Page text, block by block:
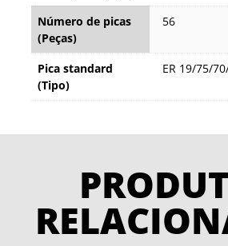
Número de picas
(Peças)
56
Pica standard
(Tipo)
ER 19/75/